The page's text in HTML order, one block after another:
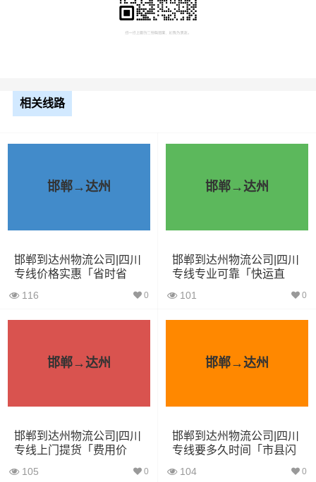
最终成交价格，望知晓！
车型
4立方 1.8×1.6×1.7
6立方 1.2吨 2.4×1.6×1.9
依维柯 9立方 1.5吨 2.4×1.8×2.2
6立方 1.2吨 2×1.8×2.2
小型货
车
20立方 2吨 3.8×2×2.9
5米2货
相关线路
邯郸→达州
邯郸到达州物流公司|四川
专线价格实惠「省时省
116 0
邯郸→达州
邯郸到达州物流公司|四川
专线专业可靠「快运直
101 0
邯郸→达州
邯郸到达州物流公司|四川
专线上门提货「费用价
105 0
邯郸→达州
邯郸到达州物流公司|四川
专线要多久时间「市县闪
104 0